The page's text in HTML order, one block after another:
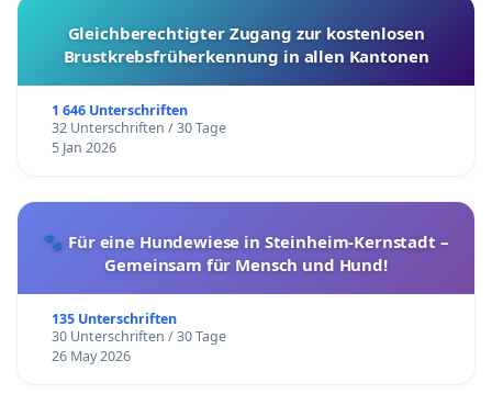
Gleichberechtigter Zugang zur kostenlosen
Brustkrebsfrüherkennung in allen Kantonen
1 646 Unterschriften
32 Unterschriften / 30 Tage
5 Jan 2026
🐾 Für eine Hundewiese in Steinheim-Kernstadt –
Gemeinsam für Mensch und Hund!
135 Unterschriften
30 Unterschriften / 30 Tage
26 May 2026